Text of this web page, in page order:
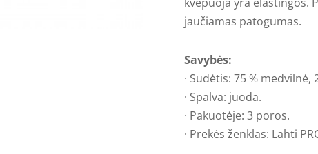
jaučiamas patogumas.
Savybės:
· Sudėtis: 75 %
· Spalva: juoda.
· Pakuotėje: 3 poros.
· Prekės ženklas: Lahti